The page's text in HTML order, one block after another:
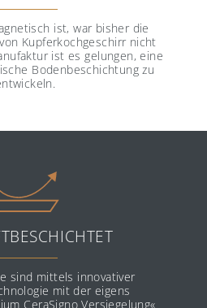
ist, war bisher die
Kupferkochgeschirr nicht
ist es gelungen, eine
Bodenbeschichtung zu
sind mittels innovativer
mit der eigens
CeraSigno Versiegelung«